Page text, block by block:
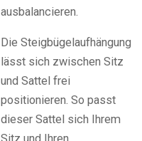
ausbalancieren.
Die Steigbügelaufhängung
lässt sich zwischen Sitz
und Sattel frei
positionieren. So passt
dieser Sattel sich Ihrem